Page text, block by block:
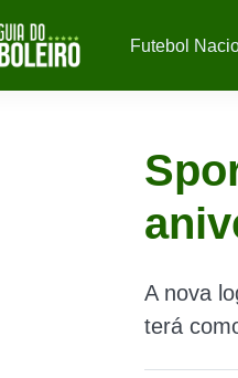
Futebol
A nova
terá